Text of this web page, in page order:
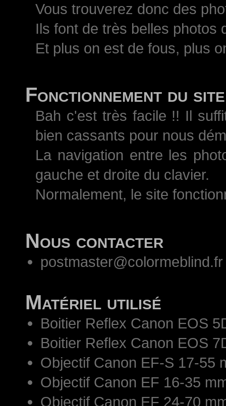
Vous trouverez donc des
Ils font de très belles photos
Et plus on est de fous, plus
Fonctionnement du site
Bah c'est très facile !! Il
bien cassants pour nous
La navigation entre les
gauche et droite du clavier.
Normalement, le site
Nous contacter
postmaster@colormeblind.fr
Matériel utilisé
Boitier Reflex Canon EOS
Boitier Reflex Canon EOS
Objectif Canon EF-S 17-55
Objectif Canon EF 16-35
Objectif Canon EF 24-70